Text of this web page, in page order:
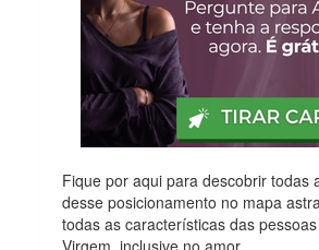
Fique por aqui para descobrir todas
desse posicionamento no mapa
todas as características das